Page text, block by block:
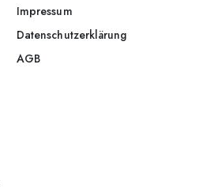
Impressum
Datenschutzerklärung
AGB